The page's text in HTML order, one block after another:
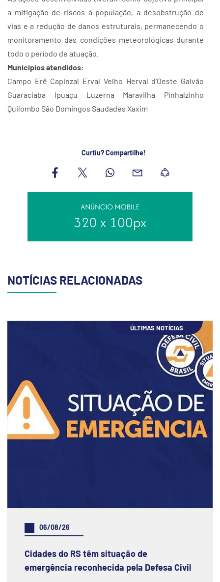
a mitigação de riscos à população, a desobstrução de
vias e a redução de danos estruturais, permanecendo o
monitoramento das condições meteorológicas durante
todo o período de atuação.
Municípios atendidos:
Campo Erê Capinzal Erval Velho Herval d'Oeste Galvão
Guaraciaba Ipuaçu Luzerna Maravilha Pinhalzinho
Quilombo São Domingos Saudades Xaxim
Curtiu? Compartilhe!
NOTÍCIAS RELACIONADAS
ÚLTIMAS NOTÍCIAS
06/08/26
Cidades do RS têm situação de
emergência reconhecida pela Defesa Civil